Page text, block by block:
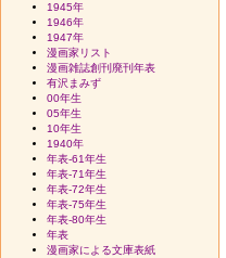
1945年
1946年
1947年
漫画家リスト
漫画雑誌創刊廃刊年表
有沢まみず
00年生
05年生
10年生
1940年
年表-61年生
年表-71年生
年表-72年生
年表-75年生
年表-80年生
年表
漫画家による文庫表紙